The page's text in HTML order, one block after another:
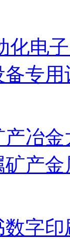
化电
备专用
产冶金
矿产金
数字印